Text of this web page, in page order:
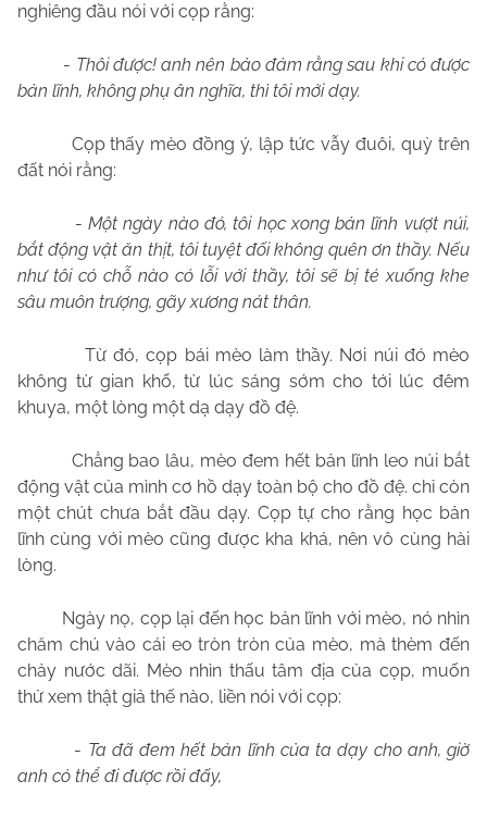
nghiêng đầu nói với cọp rằng:
- Thôi được! anh nên bảo đảm rằng sau khi có được
bản lĩnh, không phụ ân nghĩa, thì tôi mới dạy.
Cọp thấy mèo đồng ý, lập tức vẫy đuôi, quỳ trên
đất nói rằng:
-Một ngày nào đó, tôi học xong bản lĩnh vượt núi,
bắt động vật ăn thịt, tôi tuyệt đối không quên ơn thầy. Nếu
như tôi có chỗ nào có lỗi với thầy, tôi sẽ bị té xuống khe
sâu muôn trượng, gãy xương nát thân.
Từ đó, cọp bái mèo làm thầy. Nơi núi đó mèo
không từ gian khổ, từ lúc sáng sớm cho tới lúc đêm
khuya, một lòng một dạ dạy đồ đệ.
Chẳng bao lâu, mèo đem hết bản lĩnh leo núi bắt
động vật của mình cơ hồ dạy toàn bộ cho đồ đệ. chỉ còn
một chút chưa bắt đầu dạy. Cọp tự cho rằng học bản
lĩnh cùng với mèo cũng được kha khá, nên vô cùng hài
lòng.
Ngày nọ, cọp lại đến học bản lĩnh với mèo, nó nhìn
chăm chú vào cái eo tròn tròn của mèo, mà thèm đến
chảy nước dãi. Mèo nhìn thấu tâm địa của cọp, muốn
thử xem thật giả thế nào, liền nói với cọp:
- Ta đã đem hết bản lĩnh của ta dạy cho anh, giờ
anh có thể đi được rồi đấy,